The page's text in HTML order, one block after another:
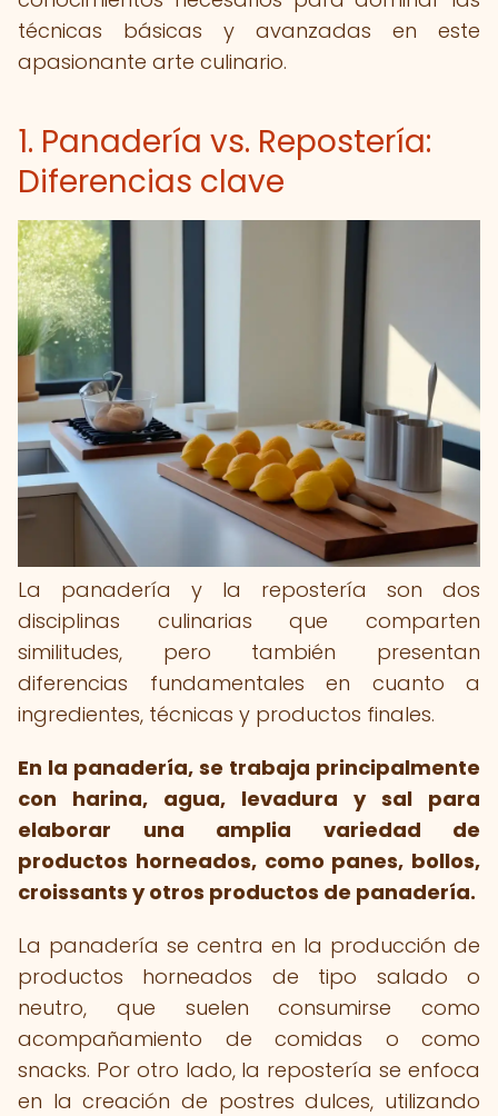
técnicas básicas y avanzadas en este
apasionante arte culinario.
1. Panadería vs. Repostería:
Diferencias clave
La panadería y la repostería son dos
disciplinas culinarias que comparten
similitudes, pero también presentan
diferencias fundamentales en cuanto a
ingredientes, técnicas y productos finales.
En la panadería, se trabaja principalmente
con harina, agua, levadura y sal para
elaborar una amplia variedad de
productos horneados, como panes, bollos,
croissants y otros productos de panadería.
La panadería se centra en la producción de
productos horneados de tipo salado o
neutro, que suelen consumirse como
acompañamiento de comidas o como
snacks. Por otro lado, la repostería se enfoca
en la creación de postres dulces, utilizando